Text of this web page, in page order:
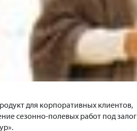
для корпоративных клиентов,
сезонно-полевых работ под залог